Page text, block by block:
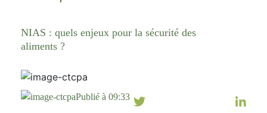
NIAS : quels enjeux pour la sécurité des
aliments ?
Publié à 09:33